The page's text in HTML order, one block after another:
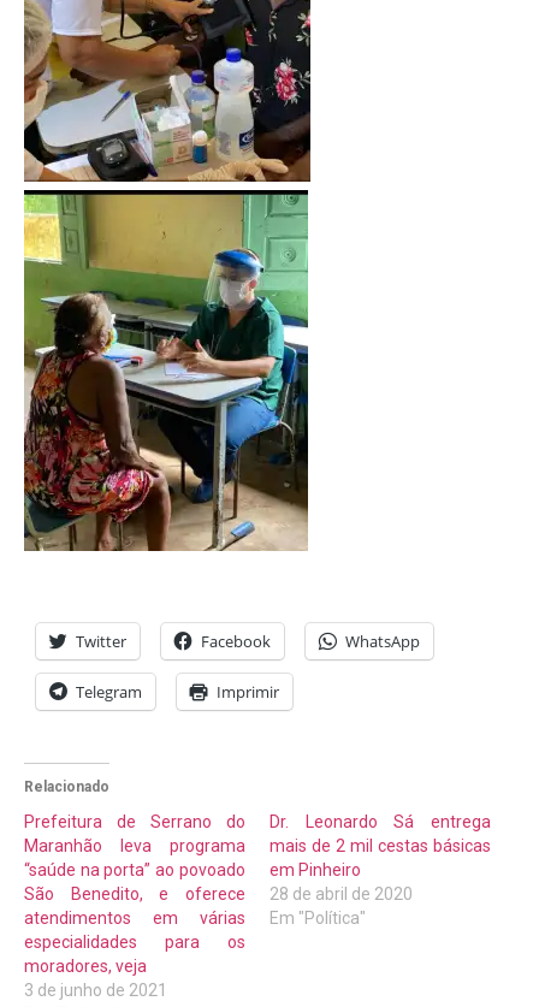
Twitter Facebook WhatsApp
Telegram Imprimir
Relacionado
Prefeitura de Serrano do
Maranhão leva programa
“saúde na porta” ao povoado
São Benedito, e oferece
atendimentos em várias
especialidades para os
moradores, veja
3 de junho de 2021
Dr. Leonardo Sá entrega
mais de 2 mil cestas básicas
em Pinheiro
28 de abril de 2020
Em "Política"